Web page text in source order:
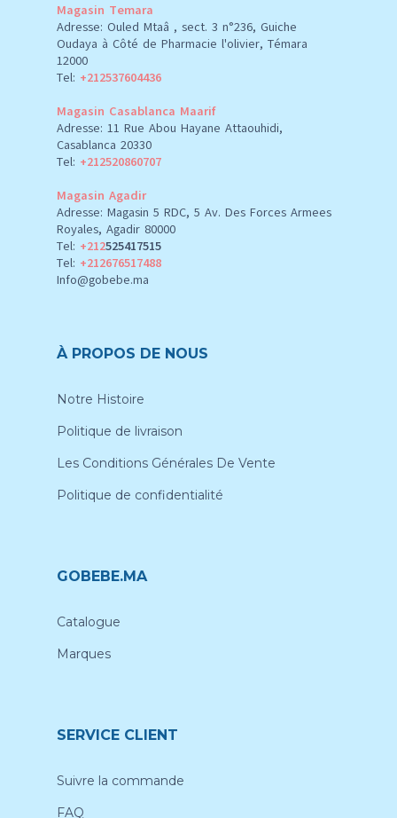
Magasin Temara
Adresse: Ouled Mtaâ , sect. 3 n°236, Guiche
Oudaya à Côté de Pharmacie l'olivier, Témara
12000
Tel: +212537604436
Magasin Casablanca Maarif
Adresse: 11 Rue Abou Hayane Attaouhidi,
Casablanca 20330
Tel: +212520860707
Magasin Agadir
Adresse: Magasin 5 RDC, 5 Av. Des Forces Armees
Royales, Agadir 80000
Tel: +212525417515
Tel: +212676517488
Info@gobebe.ma
À PROPOS DE NOUS
Notre Histoire
Politique de livraison
Les Conditions Générales De Vente
Politique de confidentialité
GOBEBE.MA
Catalogue
Marques
SERVICE CLIENT
Suivre la commande
FAQ